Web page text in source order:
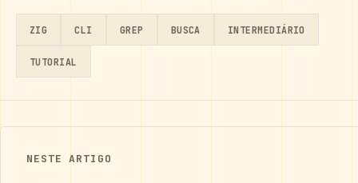
ZIG CLI GREP BUSCA INTERMEDIÁRIO
TUTORIAL
NESTE ARTIGO